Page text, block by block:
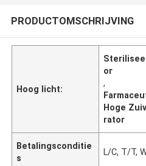
PRODUCTOMSCHRIJVING
Hoog licht:
or
,
Hoge
rator
Betalingsconditie
s
L/C, T/T,